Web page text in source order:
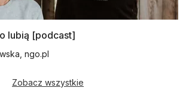
lubią [podcast]
ngo.pl
Zobacz wszystkie